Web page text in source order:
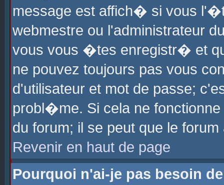
message est affich� si vous
webmestre ou l'administrateur
vous vous �tes enregistr� et
ne pouvez toujours pas vous
d'utilisateur et mot de passe;
probl�me. Si cela ne
du forum; il se peut que le
Revenir en haut de page
Pourquoi n'ai-je pas besoin